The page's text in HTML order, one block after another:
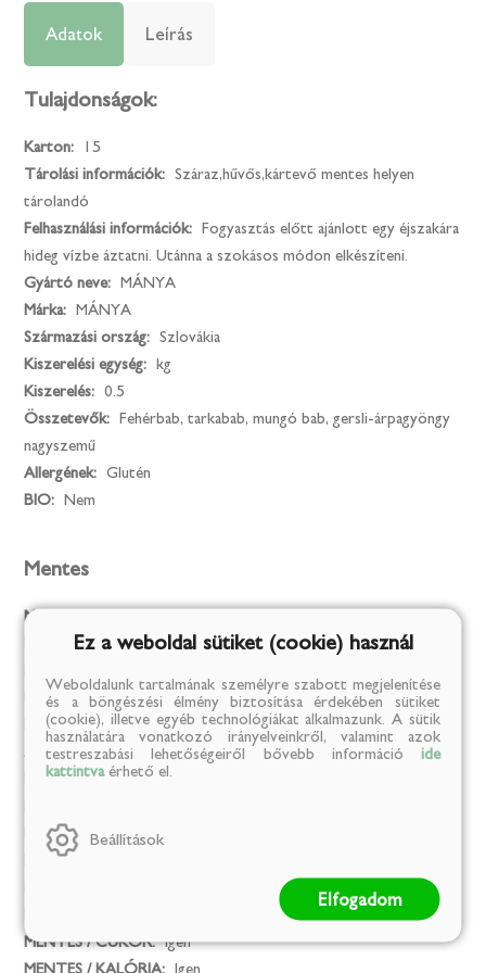
Adatok Leírás
Tulajdonságok:
Karton:
15
Tárolási információk:
Száraz,hűvős,kártevő mentes helyen
tárolandó
Felhasználási információk:
Fogyasztás előtt ajánlott egy éjszakára
hideg vízbe áztatni. Utánna a szokásos módon elkészíteni.
Gyártó neve:
MÁNYA
Márka:
MÁNYA
Származási ország:
Szlovákia
Kiszerelési egység:
kg
Kiszerelés:
0.5
Összetevők:
Fehérbab, tarkabab, mungó bab, gersli-árpagyöngy
nagyszemű
Allergének:
Glutén
BIO:
Nem
Mentes
Mesterséges színezék:
MENTES / GLUTÉN: Igen
MENTES / TARTÓSÍTÓSZER: Igen
MENTES / ÁLLATI EREDETŰ ÖSSZETEVŐ: Igen
Az összes allergéntől mentes termék: Nem
MENTES / GMO: Igen
MENTES / PÁLMAOLAJ:
MENTES / HOZZÁADOTT SÓ:
MENTES / HOZZÁADOTT CUKOR:
MENTES / CUKOR: Igen
MENTES / KALÓRIA:
Igen
Ez a weboldal sütiket (cookie) használ
Weboldalunk tartalmának személyre szabott megjelenítése
és a böngészési élmény biztosítása érdekében sütiket
(cookie), illetve egyéb technológiákat alkalmazunk. A sütik
használatára vonatkozó irányelveinkről, valamint azok
testreszabási lehetőségeiről bővebb információ ide
kattintvaérhető el.
Beállítások
Elfogadom